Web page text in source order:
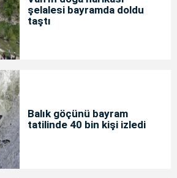
şelalesi bayramda doldu
taştı
Balık göçünü bayram
tatilinde 40 bin kişi izledi